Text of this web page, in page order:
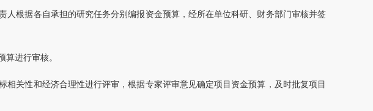
人根据各自承担的研究任务分别编报资金预算，经所在单位科研、财务部门审核并签
算进行审核。
关性和经济合理性进行评审，根据专家评审意见确定项目资金预算，及时批复项目